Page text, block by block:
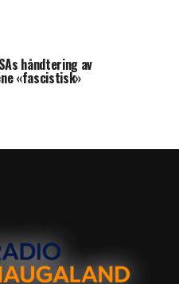
håndtering av
«fascistisk»